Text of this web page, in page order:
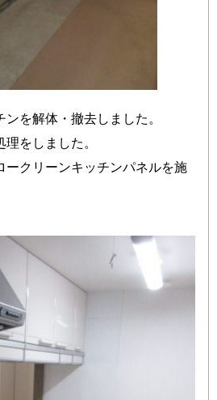
を解体・撤去しました。
をしました。
ークリーンキッチンパネルを施